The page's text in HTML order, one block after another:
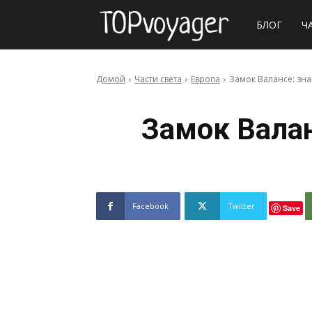
Сайт
БЛОГ
Домой Части света Европа Замок Валансе:
Замок
Facebook Twitter Save